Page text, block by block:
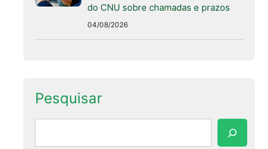
do CNU sobre chamadas e prazos
04/08/2026
Pesquisar